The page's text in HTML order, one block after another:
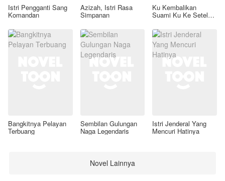
Istri Pengganti Sang
Komandan
Azizah, Istri Rasa
Simpanan
Ku Kembalikan
Suami Ku Ke Setelan
Bangkitnya Pelayan
Terbuang
Sembilan Gulungan
Naga Legendaris
Istri Jenderal Yang
Mencuri Hatinya
Novel Lainnya